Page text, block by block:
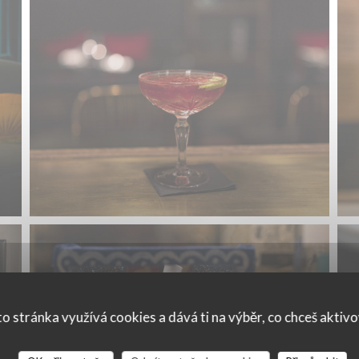
stránka využívá cookies a dává ti na výběr, co chceš